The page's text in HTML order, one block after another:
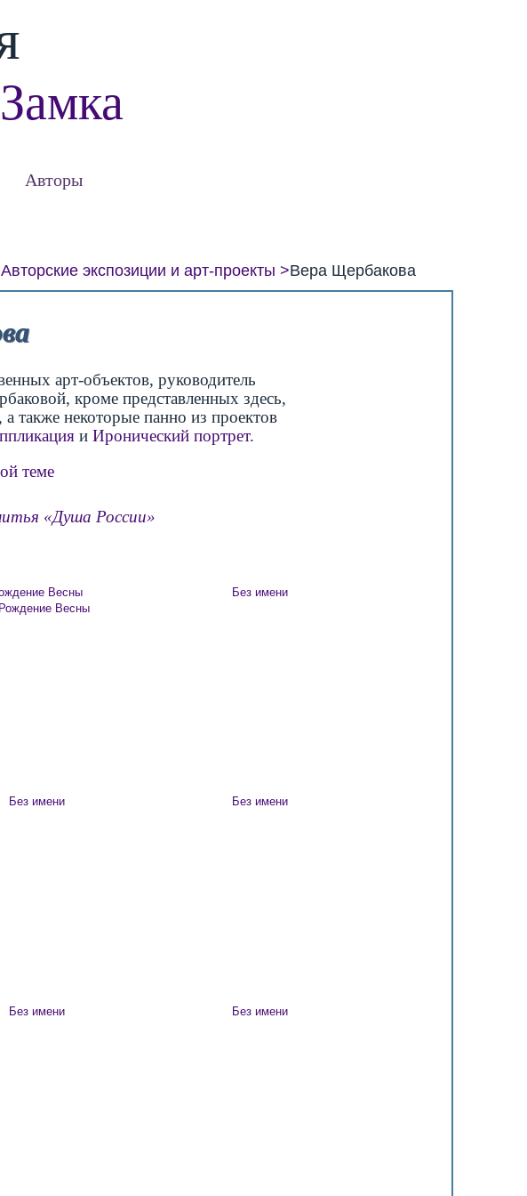
Авторы
Авторские экспозиции и арт-проекты Вера Щербакова
арт-объектов, руководитель
кроме представленных здесь,
а также некоторые панно из проектов
и Иронический портрет.
теме
«Душа России»
Весны Без имени
Без имени Без имени
Без имени Без имени